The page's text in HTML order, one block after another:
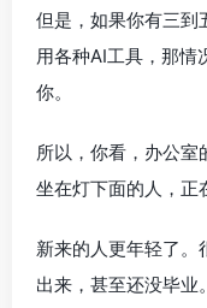
但是，如果你有三到
用各种AI工具，那情
你。
所以，你看，办公室
坐在灯下面的人，正
新来的人更年轻了。
出来，甚至还没毕业